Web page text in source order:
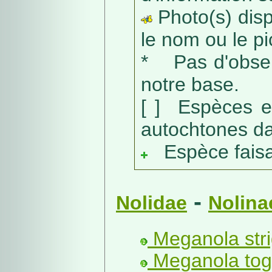
Photo(s)
le nom ou le
* Pas
notre base.
[ ] Espèces
autochtones
Espèce
Nolidae -
Meganola
Meganola